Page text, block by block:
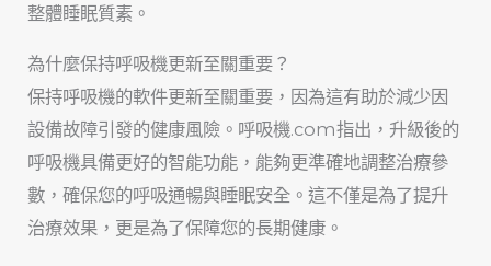
整體睡眠質素。
為什麼保持呼吸機更新至關重要？
保持呼吸機的軟件更新至關重要，因為這有助於減少因
設備故障引發的健康風險。呼吸機.com指出，升級後的
呼吸機具備更好的智能功能，能夠更準確地調整治療參
數，確保您的呼吸通暢與睡眠安全。這不僅是為了提升
治療效果，更是為了保障您的長期健康。